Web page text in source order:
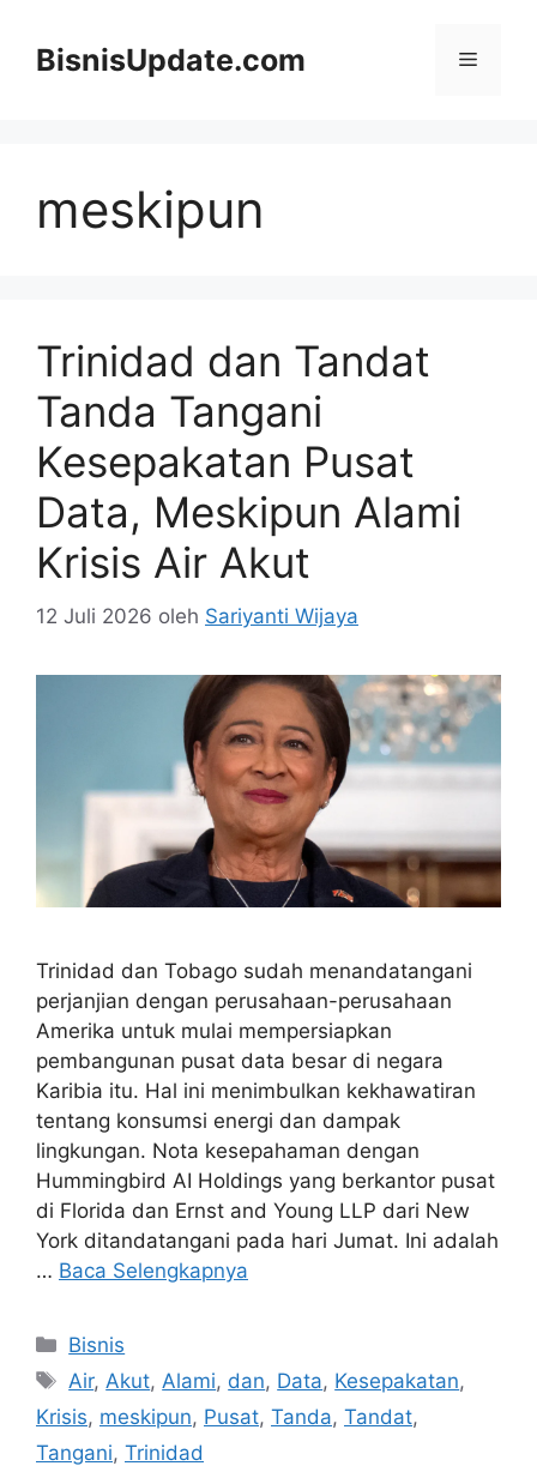
BisnisUpdate.com Menu
meskipun
Trinidad dan Tandat
Tanda Tangani
Kesepakatan Pusat
Data, Meskipun Alami
Krisis Air Akut
12 Juli 2026 oleh Sariyanti Wijaya
Trinidad dan Tobago sudah menandatangani
perjanjian dengan perusahaan-perusahaan
Amerika untuk mulai mempersiapkan
pembangunan pusat data besar di negara
Karibia itu. Hal ini menimbulkan kekhawatiran
tentang konsumsi energi dan dampak
lingkungan. Nota kesepahaman dengan
Hummingbird AI Holdings yang berkantor pusat
di Florida dan Ernst and Young LLP dari New
York ditandatangani pada hari Jumat. Ini adalah
… Baca Selengkapnya
Kategori
Bisnis
Tag
Air, Akut, Alami, dan, Data, Kesepakatan,
Krisis, meskipun, Pusat, Tanda, Tandat,
Tangani, Trinidad